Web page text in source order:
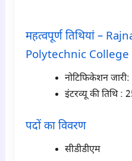
महत्वपूर्ण तिथियां –
Polytechnic College
नोटिफिकेशन
इंटरव्यू की तिथि :
पदों का विवरण
सीडीडीएम